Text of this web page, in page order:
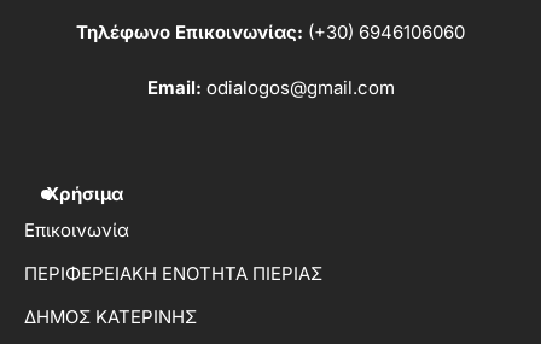
Τηλέφωνο Επικοινωνίας: (+30) 6946106060
Email: odialogos@gmail.com
Χρήσιμα
Επικοινωνία
ΠΕΡΙΦΕΡΕΙΑΚΗ ΕΝΟΤΗΤΑ ΠΙΕΡΙΑΣ
ΔΗΜΟΣ ΚΑΤΕΡΙΝΗΣ